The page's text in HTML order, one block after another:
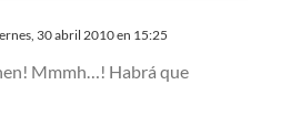
30 abril 2010 en 15:25
Mmmh…! Habrá que